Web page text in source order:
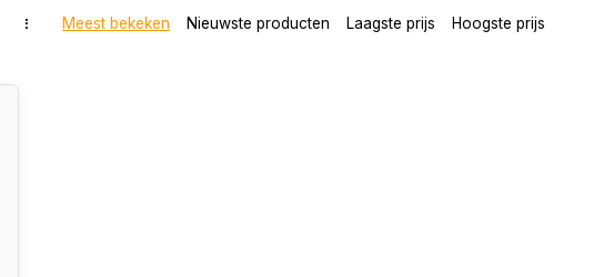
Meest bekeken Nieuwste producten Laagste prijs Hoogste prijs